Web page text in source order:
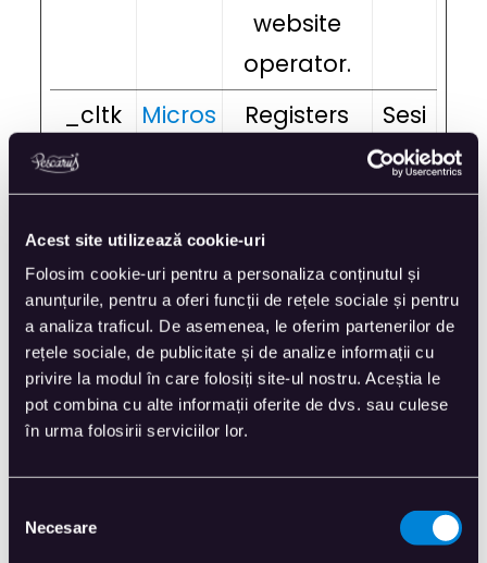
Acest site utilizează cookie-uri
Folosim cookie-uri pentru a personaliza conținutul și
anunțurile, pentru a oferi funcții de rețele sociale și pentru
a analiza traficul. De asemenea, le oferim partenerilor de
rețele sociale, de publicitate și de analize informații cu
privire la modul în care folosiți site-ul nostru. Aceștia le
pot combina cu alte informații oferite de dvs. sau culese
în urma folosirii serviciilor lor.
consimțământului
Necesare
website
operator.
_cltk
Micros
Registers
data on
users'
behaviour
on the
website.
Used for
analytics
Sesi
une